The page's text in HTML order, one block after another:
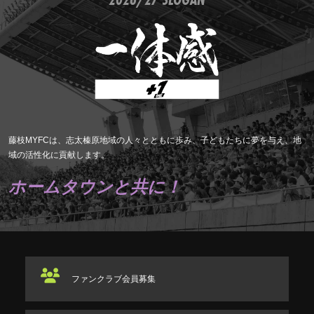
藤枝MYFCは、志太榛原地域の人々とともに歩み、子どもたちに夢を与え、地
域の活性化に貢献します。
ホームタウンと共に！
ファンクラブ会員募集